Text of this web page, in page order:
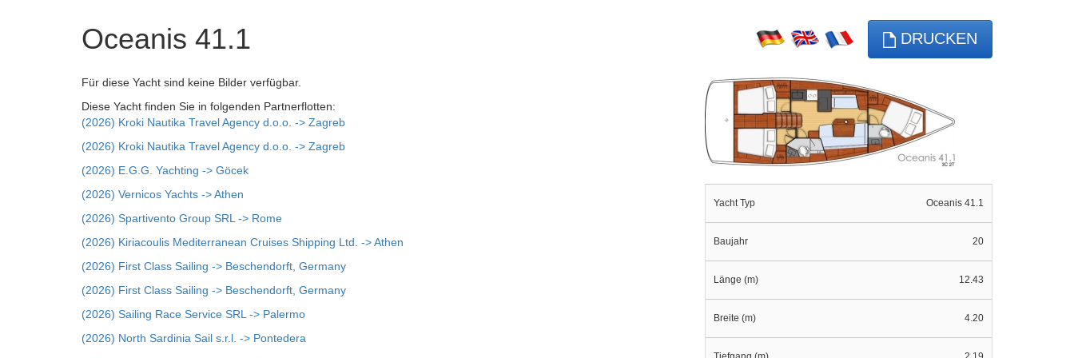
Oceanis 41.1 DRUCKEN
Für diese Yacht sind keine Bilder verfügbar.
Diese Yacht finden Sie in folgenden Partnerflotten:
(2026) Kroki Nautika Travel Agency d.o.o. -> Zagreb
(2026) Kroki Nautika Travel Agency d.o.o. -> Zagreb
(2026) E.G.G. Yachting -> Göcek
(2026) Vernicos Yachts -> Athen
(2026) Spartivento Group SRL -> Rome
(2026) Kiriacoulis Mediterranean Cruises Shipping Ltd. -> Athen
(2026) First Class Sailing -> Beschendorft, Germany
(2026) First Class Sailing -> Beschendorft, Germany
(2026) Sailing Race Service SRL -> Palermo
(2026) North Sardinia Sail s.r.l. -> Pontedera
Yacht Typ Oceanis 41.1
Baujahr 20
Länge (m) 12.43
Breite (m) 4.20